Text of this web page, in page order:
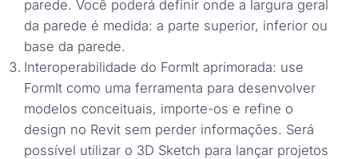
parede. Você poderá definir onde a largura geral
da parede é medida: a parte superior, inferior ou
base da parede.
Interoperabilidade do FormIt aprimorada: use
FormIt como uma ferramenta para desenvolver
modelos conceituais, importe-os e refine o
design no Revit sem perder informações. Será
possível utilizar o 3D Sketch para lançar projetos